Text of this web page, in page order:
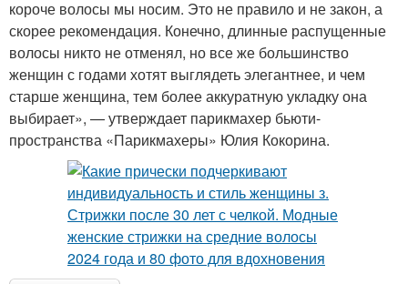
короче волосы мы носим. Это не правило и не закон, а
скорее рекомендация. Конечно, длинные распущенные
волосы никто не отменял, но все же большинство
женщин с годами хотят выглядеть элегантнее, и чем
старше женщина, тем более аккуратную укладку она
выбирает», — утверждает парикмахер бьюти-
пространства «Парикмахеры» Юлия Кокорина.